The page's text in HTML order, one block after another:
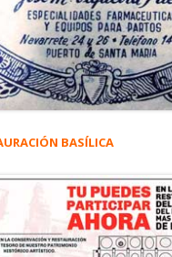
BASÍLICA